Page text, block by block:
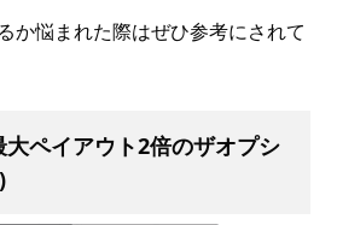
か悩まれた際はぜひ参考にされて
ペイアウト2倍のザオプシ